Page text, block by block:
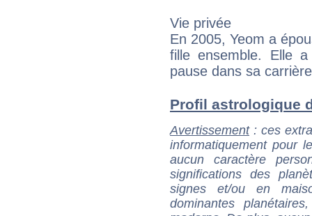
Vie privée
En 2005, Yeom a
fille ensemble. Elle
pause dans sa
Profil astrologique
Avertissement: ces
informatiquement pour
aucun caractère
significations des
signes et/ou en
dominantes